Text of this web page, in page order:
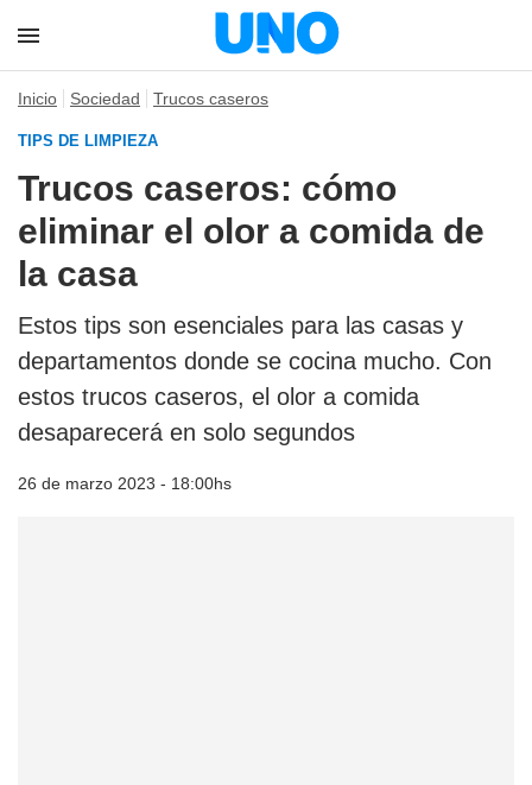
Inicio Sociedad Trucos caseros
TIPS DE LIMPIEZA
Trucos caseros: cómo
eliminar el olor a comida de
la casa
Estos tips son esenciales para las casas y
departamentos donde se cocina mucho. Con
estos trucos caseros, el olor a comida
desaparecerá en solo segundos
26 de marzo 2023 - 18:00hs